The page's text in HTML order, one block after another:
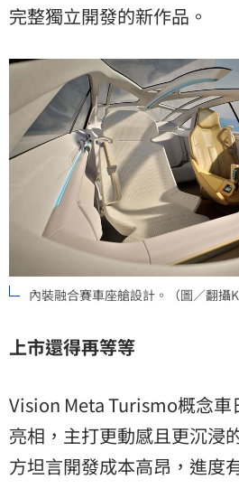
完整獨立開發的新作品。
內裝融合賽車座艙設計。（圖／翻攝
上市還得再等等
Vision Meta Turismo概念車
亮相，主打更動感且更沉浸
方坦言開發成本高昂，進度